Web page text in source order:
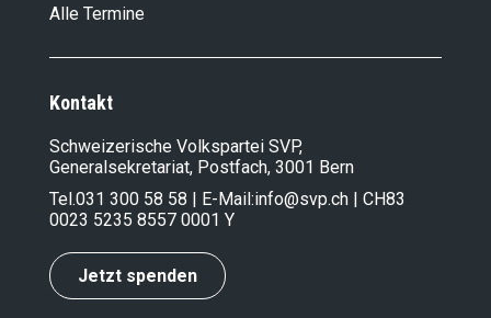
Revision Verordnung über die
09.02.2025
Wohlstandsvernichtung
Stoppen wir die sozialistischen
Tagträumer, Schulschwänzer und
Klimakleber!
14.11.2024
Umwelt­verantwort­ungs-Initiative
17.10.2024
Alle Termine
Kontakt
Schweizerische Volkspartei SVP,
Generalsekretariat, Postfach, 3001 Bern
Tel.031 300 58 58 | E-Mail:info@svp.ch | CH83
0023 5235 8557 0001 Y
Jetzt spenden